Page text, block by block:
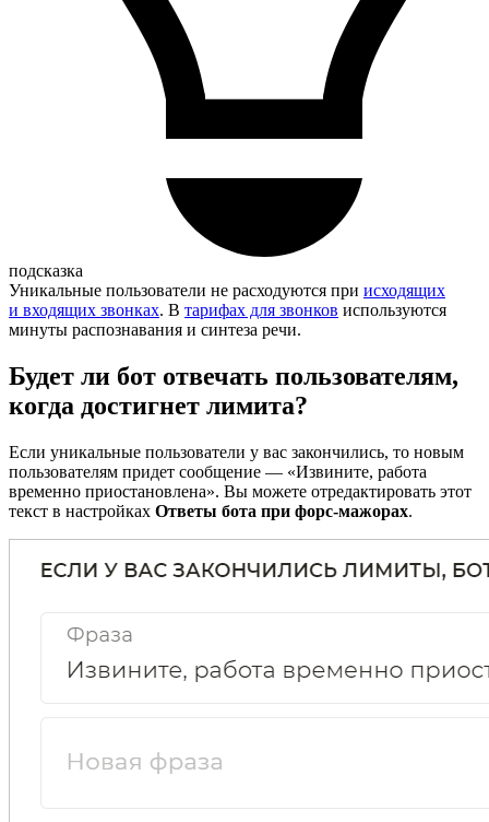
подсказка
Уникальные пользователи не расходуются при исходящих
и входящих звонках. В тарифах для звонков используются
минуты распознавания и синтеза речи.
Будет ли бот отвечать пользователям,
когда достигнет лимита?
Если уникальные пользователи у вас закончились, то новым
пользователям придет сообщение — «Извините, работа
временно приостановлена». Вы можете отредактировать этот
текст в настройках Ответы бота при форс-мажорах.